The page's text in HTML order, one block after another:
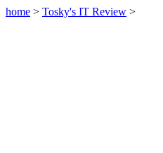
home > Tosky's IT Review >